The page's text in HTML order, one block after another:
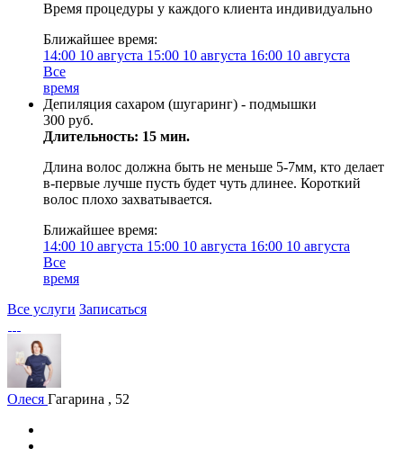
Время процедуры у каждого клиента индивидуально
Ближайшее время:
14:00 10 августа 15:00 10 августа 16:00 10 августа
Все
время
Депиляция сахаром (шугаринг) - подмышки
300 руб.
Длительность: 15 мин.
Длина волос должна быть не меньше 5-7мм, кто делает
в-первые лучше пусть будет чуть длинее. Короткий
волос плохо захватывается.
Ближайшее время:
14:00 10 августа 15:00 10 августа 16:00 10 августа
Все
время
Все услуги Записаться
Олеся Гагарина , 52